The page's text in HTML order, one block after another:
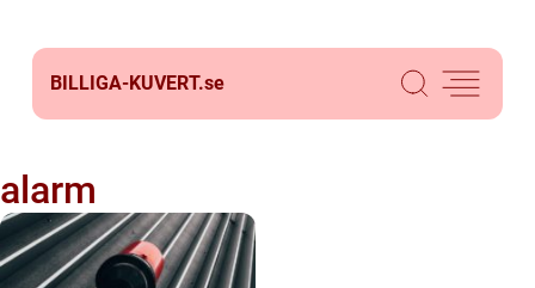
BILLIGA-KUVERT.se
alarm